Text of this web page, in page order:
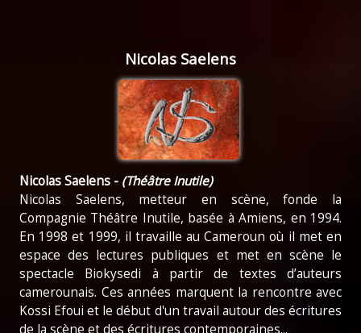
Nicolas Saelens
Nicolas Saelens - (Théâtre Inutile)
Nicolas Saelens, metteur en scène, fonde la
Compagnie Théâtre Inutile, basée à Amiens, en 1994.
En 1998 et 1999, il travaille au Cameroun où il met en
espace des lectures publiques et met en scène le
spectacle Biokysedi à partir de textes d’auteurs
camerounais. Ces années marquent la rencontre avec
Kossi Efoui et le début d'un travail autour des écritures
de la scène et des écritures contemporaines...